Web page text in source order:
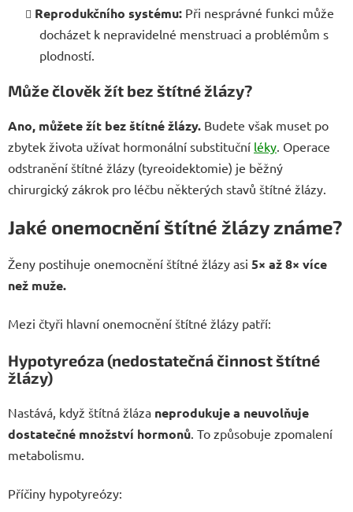
Reprodukčního systému: Při nesprávné funkci může
docházet k nepravidelné menstruaci a problémům s
plodností.
Může člověk žít bez štítné žlázy?
Ano, můžete žít bez štítné žlázy. Budete však muset po
zbytek života užívat hormonální substituční léky . Operace
odstranění štítné žlázy (tyreoidektomie) je běžný
chirurgický zákrok pro léčbu některých stavů štítné žlázy.
Jaké onemocnění štítné žlázy známe?
Ženy postihuje onemocnění štítné žlázy asi 5× až 8× více
než muže.
Mezi čtyři hlavní onemocnění štítné žlázy patří:
Hypotyreóza (nedostatečná činnost štítné
žlázy)
Nastává, když štítná žláza neprodukuje a neuvolňuje
dostatečné množství hormonů . To způsobuje zpomalení
metabolismu.
Příčiny hypotyreózy: